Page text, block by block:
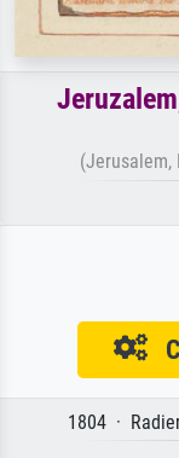
(Jerusalem,
1804 ·